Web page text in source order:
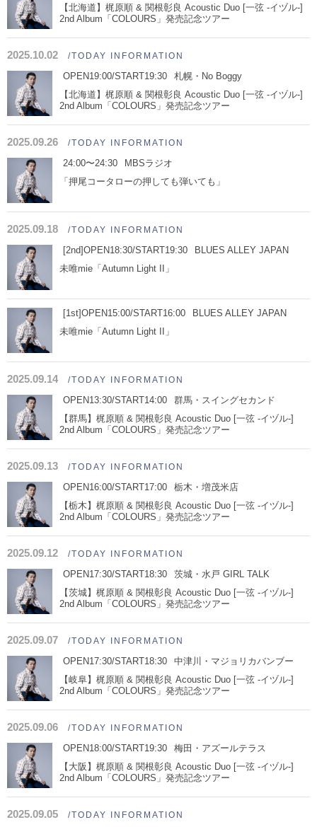
【北海道】梶原順 & 関根彰良 Acoustic Duo [一弦 -イヅル-]
2nd Album「COLOURS」発売記念ツアー
2025.10.02 /TODAY INFORMATION
OPEN19:00/START19:30
札幌・No Boggy
【北海道】梶原順 & 関根彰良 Acoustic Duo [一弦 -イヅル-]
2nd Album「COLOURS」発売記念ツアー
2025.09.26 /TODAY INFORMATION
24:00〜24:30
MBSラジオ
「押尾コータローの押しても弾いても」
2025.09.18 /TODAY INFORMATION
[2nd]OPEN18:30/START19:30
BLUES ALLEY JAPAN
未唯mie「Autumn Light II」
[1st]OPEN15:00/START16:00
BLUES ALLEY JAPAN
未唯mie「Autumn Light II」
2025.09.14 /TODAY INFORMATION
OPEN13:30/START14:00
群馬・スイングセカンド
【群馬】梶原順 & 関根彰良 Acoustic Duo [一弦 -イヅル-]
2nd Album「COLOURS」発売記念ツアー
2025.09.13 /TODAY INFORMATION
OPEN16:00/START17:00
栃木・増茂米店
【栃木】梶原順 & 関根彰良 Acoustic Duo [一弦 -イヅル-]
2nd Album「COLOURS」発売記念ツアー
2025.09.12 /TODAY INFORMATION
OPEN17:30/START18:30
茨城・水戸 GIRL TALK
【茨城】梶原順 & 関根彰良 Acoustic Duo [一弦 -イヅル-]
2nd Album「COLOURS」発売記念ツアー
2025.09.07 /TODAY INFORMATION
OPEN17:30/START18:30
中津川・マジョリカバンブー
【岐阜】梶原順 & 関根彰良 Acoustic Duo [一弦 -イヅル-]
2nd Album「COLOURS」発売記念ツアー
2025.09.06 /TODAY INFORMATION
OPEN18:00/START19:30
梅田・アズールテラス
【大阪】梶原順 & 関根彰良 Acoustic Duo [一弦 -イヅル-]
2nd Album「COLOURS」発売記念ツアー
2025.09.05 /TODAY INFORMATION